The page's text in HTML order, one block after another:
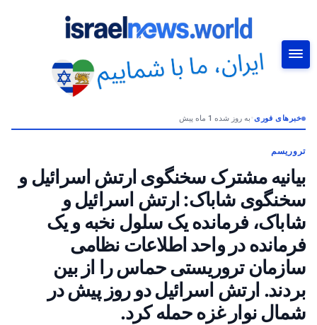
خبرهای فوری•به روز شده 1 ماه پیش
تروریسم
بیانیه مشترک سخنگوی ارتش اسرائیل و
سخنگوی شاباک: ارتش اسرائیل و
شاباک، فرمانده یک سلول نخبه و یک
فرمانده در واحد اطلاعات نظامی
سازمان تروریستی حماس را از بین
بردند. ارتش اسرائیل دو روز پیش در
شمال نوار غزه حمله کرد.